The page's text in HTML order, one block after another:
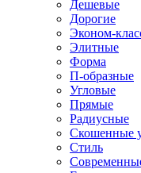
Дешевые
Дорогие
Эконом-
Элитные
Форма
П-образные
Угловые
Прямые
Радиусные
Скошенные
Стиль